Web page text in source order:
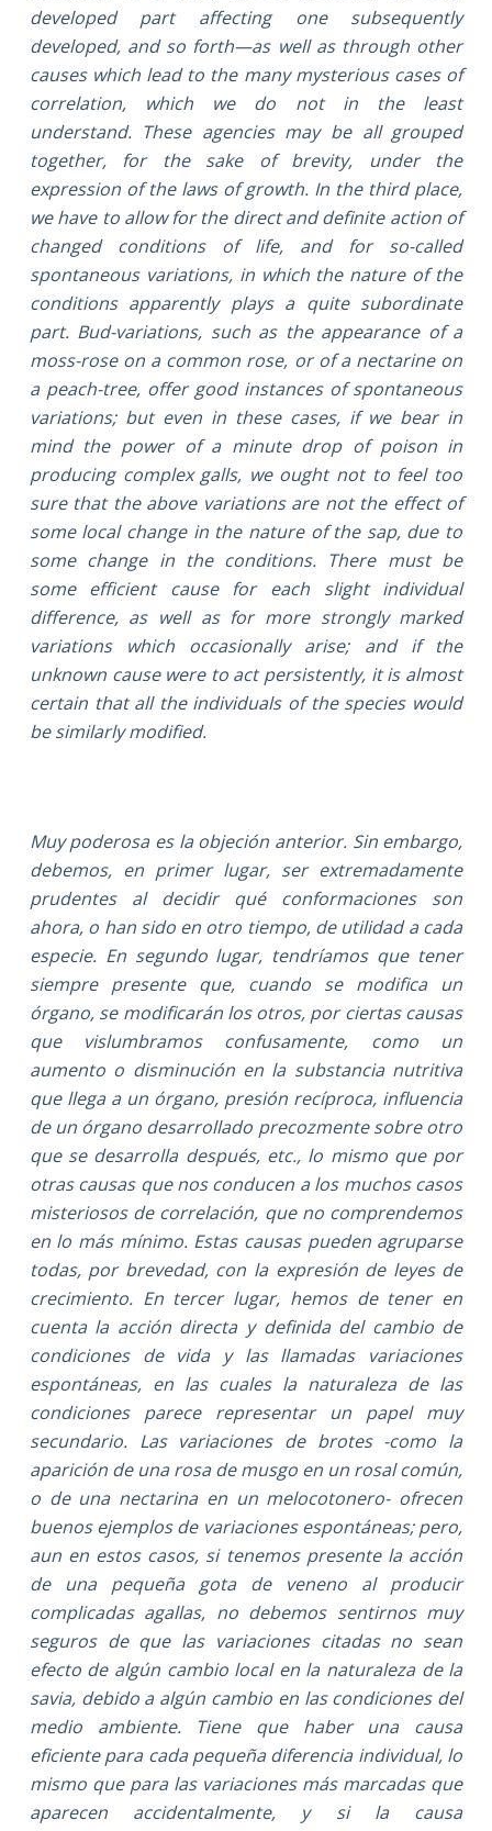
developed part affecting one subsequently
developed, and so forth—as well as through other
causes which lead to the many mysterious cases of
correlation, which we do not in the least
understand. These agencies may be all grouped
together, for the sake of brevity, under the
expression of the laws of growth. In the third place,
we have to allow for the direct and definite action of
changed conditions of life, and for so-called
spontaneous variations, in which the nature of the
conditions apparently plays a quite subordinate
part. Bud-variations, such as the appearance of a
moss-rose on a common rose, or of a nectarine on
a peach-tree, offer good instances of spontaneous
variations; but even in these cases, if we bear in
mind the power of a minute drop of poison in
producing complex galls, we ought not to feel too
sure that the above variations are not the effect of
some local change in the nature of the sap, due to
some change in the conditions. There must be
some efficient cause for each slight individual
difference, as well as for more strongly marked
variations which occasionally arise; and if the
unknown cause were to act persistently, it is almost
certain that all the individuals of the species would
be similarly modified.
Muy poderosa es la objeción anterior. Sin embargo,
debemos, en primer lugar, ser extremadamente
prudentes al decidir qué conformaciones son
ahora, o han sido en otro tiempo, de utilidad a cada
especie. En segundo lugar, tendríamos que tener
siempre presente que, cuando se modifica un
órgano, se modificarán los otros, por ciertas causas
que vislumbramos confusamente, como un
aumento o disminución en la substancia nutritiva
que llega a un órgano, presión recíproca, influencia
de un órgano desarrollado precozmente sobre otro
que se desarrolla después, etc., lo mismo que por
otras causas que nos conducen a los muchos casos
misteriosos de correlación, que no comprendemos
en lo más mínimo. Estas causas pueden agruparse
todas, por brevedad, con la expresión de leyes de
crecimiento. En tercer lugar, hemos de tener en
cuenta la acción directa y definida del cambio de
condiciones de vida y las llamadas variaciones
espontáneas, en las cuales la naturaleza de las
condiciones parece representar un papel muy
secundario. Las variaciones de brotes -como la
aparición de una rosa de musgo en un rosal común,
o de una nectarina en un melocotonero- ofrecen
buenos ejemplos de variaciones espontáneas; pero,
aun en estos casos, si tenemos presente la acción
de una pequeña gota de veneno al producir
complicadas agallas, no debemos sentirnos muy
seguros de que las variaciones citadas no sean
efecto de algún cambio local en la naturaleza de la
savia, debido a algún cambio en las condiciones del
medio ambiente. Tiene que haber una causa
eficiente para cada pequeña diferencia individual, lo
mismo que para las variaciones más marcadas que
aparecen accidentalmente, y si la causa